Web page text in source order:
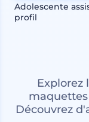
Adolescente
profil
Explorez
maquettes
Découvrez